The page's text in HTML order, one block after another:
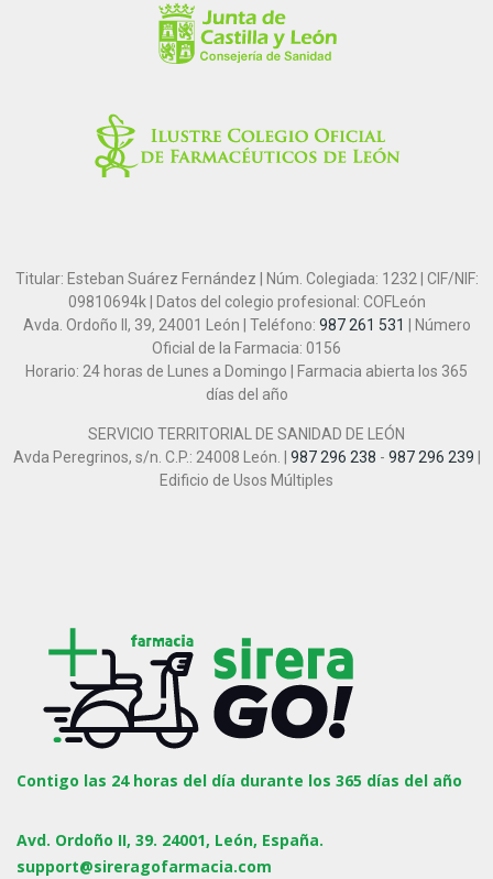
Titular: Esteban Suárez Fernández | Núm. Colegiada: 1232 | CIF/NIF:
09810694k | Datos del colegio profesional: COFLeón
Avda. Ordoño II, 39, 24001 León | Teléfono: 987 261 531
| Número
Oficial de la Farmacia: 0156
Horario: 24 horas de Lunes a Domingo | Farmacia abierta los 365
días del año
SERVICIO TERRITORIAL DE SANIDAD DE LEÓN
Avda Peregrinos, s/n. C.P.: 24008 León. | 987 296 238 - 987 296 239
Edificio de Usos Múltiples
Contigo las 24 horas del día durante los 365 días del año
Avd. Ordoño II, 39. 24001, León, España.
support@sireragofarmacia.com